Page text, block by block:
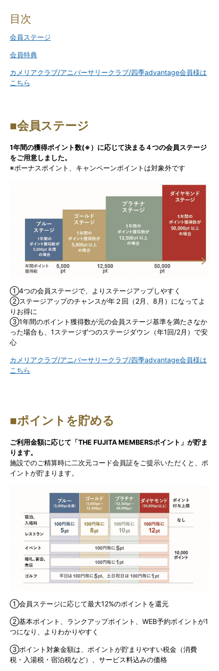
目次
会員ステージ
会員特典
カメリアクラブ/アニバーサリークラブ/四季advantage会員様は
こちら
■会員ステージ
1年間の獲得ポイント数(※）に応じて決まる４つの会員ステージ
をご用意しました。
※ボーナスポイント、キャンペーンポイントは対象外です
①4つの会員ステージで、よりステージアップしやすく
②ステージアップのチャンスが年２回（2月、8月）になってよ
りお得に
③1年間のポイント獲得数が元の会員ステージ基準を満たさなか
った場合も、1ステージずつのステージダウン（年1回/2月）で安
心
カメリアクラブ/アニバーサリークラブ/四季advantage会員様は
こちら
■ポイントを貯める
ご利用金額に応じて「THE FUJITA MEMBERSポイント」が貯ま
ります。
施設でのご精算時に二次元コード会員証をご提示いただくと、ポ
イントが貯まります。
①会員ステージに応じて最大12%のポイントを還元
②基本ポイント、ランクアップポイント、WEB予約ポイントが1
つになり、よりわかりやすく
③ポイント対象金額は、ポイントが貯まりやすい税金（消費
税・入湯税・宿泊税など）、サービス料込みの価格